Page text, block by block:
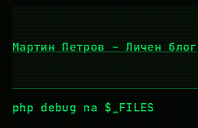
Мартин Петров – Личен блог
php debug na $_FILES